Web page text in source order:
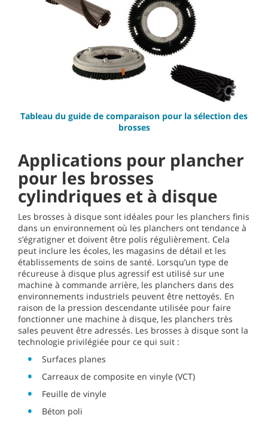
Tableau du guide de comparaison pour la sélection des
brosses
Applications pour plancher
pour les brosses
cylindriques et à disque
Les brosses à disque sont idéales pour les planchers finis
dans un environnement où les planchers ont tendance à
s’égratigner et doivent être polis régulièrement. Cela
peut inclure les écoles, les magasins de détail et les
établissements de soins de santé. Lorsqu’un type de
récureuse à disque plus agressif est utilisé sur une
machine à commande arrière, les planchers dans des
environnements industriels peuvent être nettoyés. En
raison de la pression descendante utilisée pour faire
fonctionner une machine à disque, les planchers très
sales peuvent être adressés. Les brosses à disque sont la
technologie privilégiée pour ce qui suit :
Surfaces planes
Carreaux de composite en vinyle (VCT)
Feuille de vinyle
Béton poli